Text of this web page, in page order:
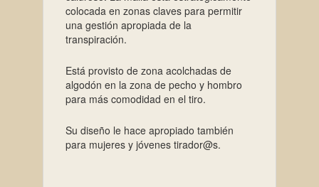
colocada en zonas claves para permitir
una gestión apropiada de la
transpiración.
Está provisto de zona acolchadas de
algodón en la zona de pecho y hombro
para más comodidad en el tiro.
Su diseño le hace apropiado también
para mujeres y jóvenes tirador@s.